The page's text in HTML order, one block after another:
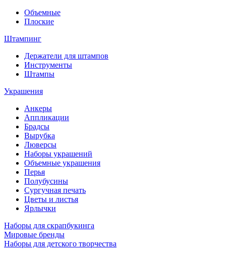
Объемные
Плоские
Штампинг
Держатели для штампов
Инструменты
Штампы
Украшения
Анкеры
Аппликации
Брадсы
Вырубка
Люверсы
Наборы украшений
Объемные украшения
Перья
Полубусины
Сургучная печать
Цветы и листья
Ярлычки
Наборы для скрапбукинга
Мировые бренды
Наборы для детского творчества